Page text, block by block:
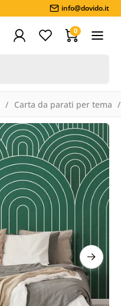
info@dovido.it
0
Carta da parati per tema